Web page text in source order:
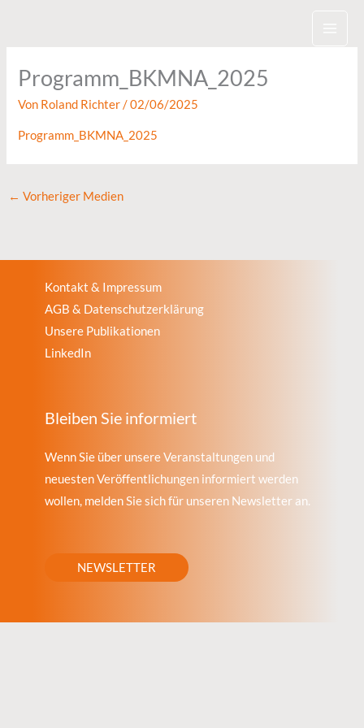
Programm_BKMNA_2025
Von Roland Richter/02/06/2025
Programm_BKMNA_2025
← Vorheriger Medien
Kontakt & Impressum
AGB & Datenschutzerklärung
Unsere Publikationen
LinkedIn
Bleiben Sie informiert
Wenn Sie über unsere Veranstaltungen und
neuesten Veröffentlichungen informiert werden
wollen, melden Sie sich für unseren Newsletter an.
NEWSLETTER